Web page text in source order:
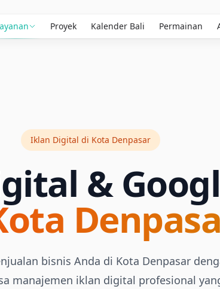
Proyek Kalender Bali Permainan
Iklan Digital di Kota Denpasar
&
bisnis Anda di Kota Denpasar
manajemen iklan digital profesional